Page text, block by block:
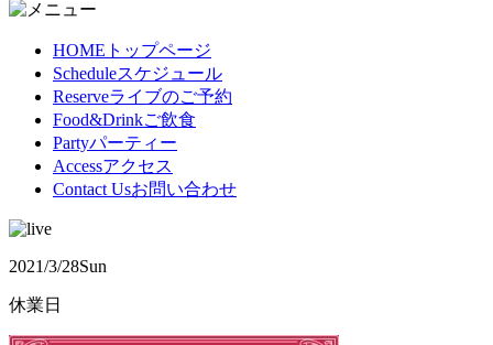
HOME トップページ
Scheduleスケジュール
Reserveライブのご予約
Food&Drinkご飲食
Partyパーティー
Accessアクセス
Contact Usお問い合わせ
2021/3/28Sun
休業日